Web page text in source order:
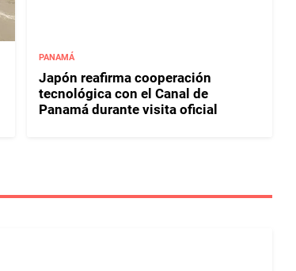
PANAMÁ
Japón reafirma cooperación
tecnológica con el Canal de
Panamá durante visita oficial